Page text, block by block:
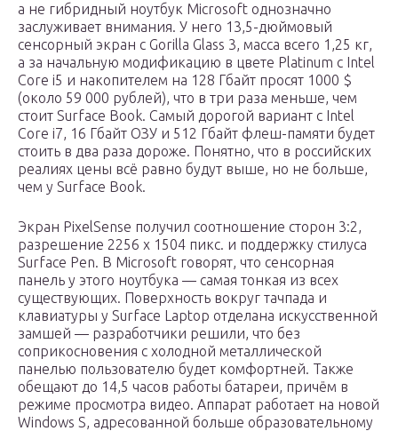
а не гибридный ноутбук Microsoft однозначно
заслуживает внимания. У него 13,5-дюймовый
сенсорный экран с Gorilla Glass 3, масса всего 1,25 кг,
а за начальную модификацию в цвете Platinum с Intel
Core i5 и накопителем на 128 Гбайт просят 1000 $
(около 59 000 рублей), что в три раза меньше, чем
стоит Surface Book. Самый дорогой вариант с Intel
Core i7, 16 Гбайт ОЗУ и 512 Гбайт флеш-памяти будет
стоить в два раза дороже. Понятно, что в российских
реалиях цены всё равно будут выше, но не больше,
чем у Surface Book.
Экран PixelSense получил соотношение сторон 3:2,
разрешение 2256 x 1504 пикс. и поддержку стилуса
Surface Pen. В Microsoft говорят, что сенсорная
панель у этого ноутбука — самая тонкая из всех
существующих. Поверхность вокруг тачпада и
клавиатуры у Surface Laptop отделана искусственной
замшей — разработчики решили, что без
соприкосновения с холодной металлической
панелью пользователю будет комфортней. Также
обещают до 14,5 часов работы батареи, причём в
режиме просмотра видео. Аппарат работает на новой
Windows S, адресованной больше образовательному